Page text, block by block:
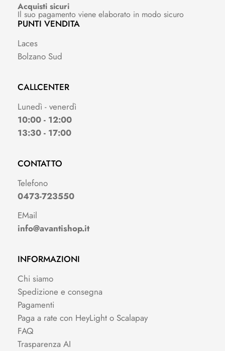
Acquisti sicuri
Il suo pagamento viene elaborato in modo sicuro
PUNTI VENDITA
Laces
Bolzano Sud
CALLCENTER
Lunedì - venerdì
10:00 - 12:00
13:30 - 17:00
CONTATTO
Telefono
0473-723550
EMail
info@avantishop.it
INFORMAZIONI
Chi siamo
Spedizione e consegna
Pagamenti
Paga a rate con HeyLight o Scalapay
FAQ
Trasparenza AI